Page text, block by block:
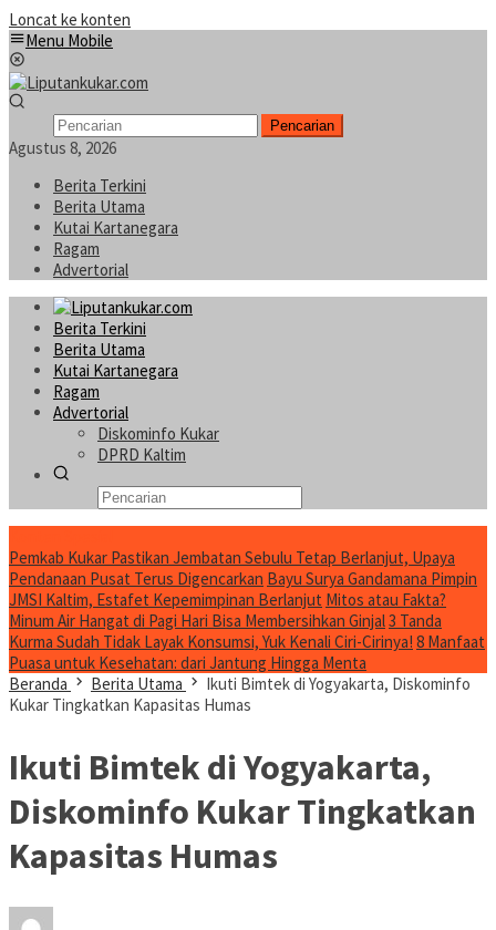
Loncat ke konten
Menu Mobile
Pencarian
Agustus 8, 2026
Berita Terkini
Berita Utama
Kutai Kartanegara
Ragam
Advertorial
Berita Terkini
Berita Utama
Kutai Kartanegara
Ragam
Advertorial
Diskominfo Kukar
DPRD Kaltim
Pemkab Kukar Pastikan Jembatan Sebulu Tetap Berlanjut, Upaya
Pendanaan Pusat Terus Digencarkan Bayu Surya Gandamana Pimpin
JMSI Kaltim, Estafet Kepemimpinan Berlanjut Mitos atau Fakta?
Minum Air Hangat di Pagi Hari Bisa Membersihkan Ginjal3 Tanda
Kurma Sudah Tidak Layak Konsumsi, Yuk Kenali Ciri-Cirinya! 8 Manfaat
Puasa untuk Kesehatan: dari Jantung Hingga Menta
Beranda
Berita Utama
Ikuti Bimtek di Yogyakarta, Diskominfo
Kukar Tingkatkan Kapasitas Humas
Ikuti Bimtek di Yogyakarta,
Diskominfo Kukar Tingkatkan
Kapasitas Humas